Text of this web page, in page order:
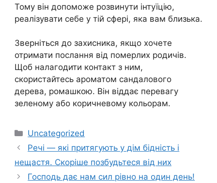
Тому він допоможе розвинути інтуїцію,
реалізувати себе у тій сфері, яка вам близька.
Зверніться до захисника, якщо хочете
отримати послання від померлих родичів.
Щоб налагодити контакт з ним,
скористайтесь ароматом сандалового
дерева, ромашкою. Він віддає перевагу
зеленому або коричневому кольорам.
Категорії
Uncategorized
Речі — які притягують у дім бідність і
нещастя. Скоріше позбудьтеся від них
Господь дає нам сил рівно на один день!